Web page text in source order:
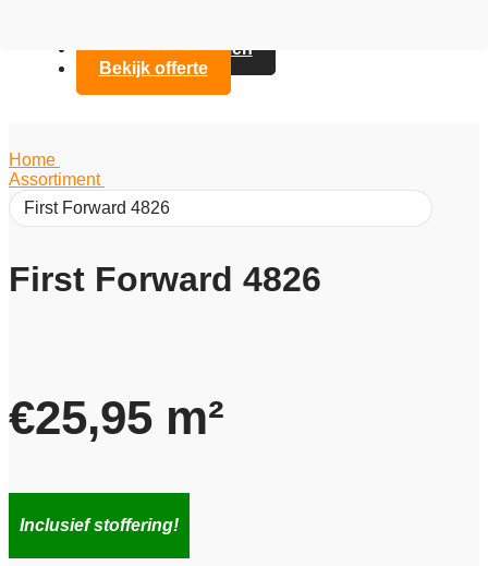
Contact opnemen
Bekijk offerte
Home
Assortiment
First Forward 4826
First Forward 4826
€25,95 m²
Inclusief stoffering!